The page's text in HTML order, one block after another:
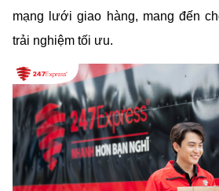
mạng lưới giao hàng, mang đến
trải nghiệm tối ưu.